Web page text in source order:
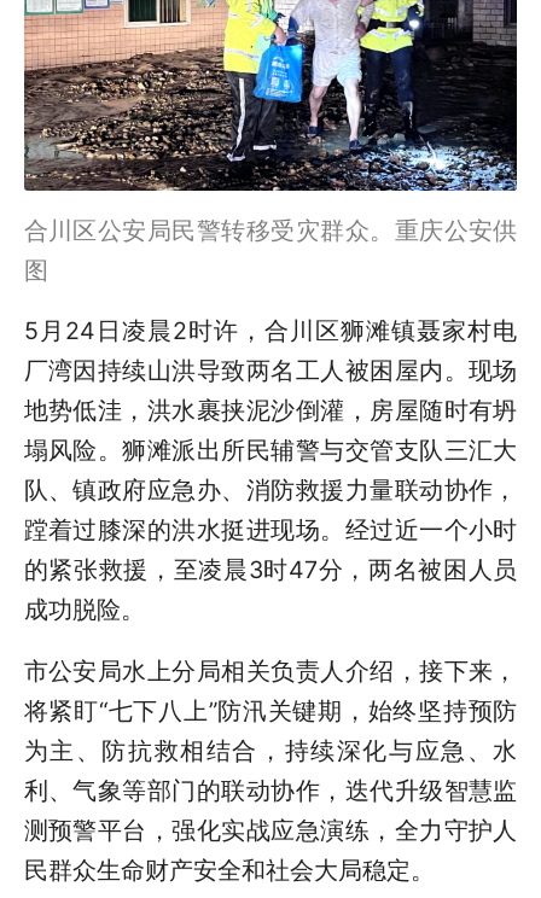
合川区公安局民警转移受灾群众。重庆公安供
图
5月24日凌晨2时许，合川区狮滩镇聂家村电
厂湾因持续山洪导致两名工人被困屋内。现场
地势低洼，洪水裹挟泥沙倒灌，房屋随时有坍
塌风险。狮滩派出所民辅警与交管支队三汇大
队、镇政府应急办、消防救援力量联动协作，
蹚着过膝深的洪水挺进现场。经过近一个小时
的紧张救援，至凌晨3时47分，两名被困人员
成功脱险。
市公安局水上分局相关负责人介绍，接下来，
将紧盯“七下八上”防汛关键期，始终坚持预防
为主、防抗救相结合，持续深化与应急、水
利、气象等部门的联动协作，迭代升级智慧监
测预警平台，强化实战应急演练，全力守护人
民群众生命财产安全和社会大局稳定。